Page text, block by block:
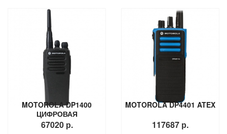
MOTOROLA DP1400
ЦИФРОВАЯ
67020 р.
MOTOROLA DP4401 ATEX
117687 р.